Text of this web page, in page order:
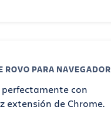
ROVO PARA NAVEGADOR
con
extensión de Chrome.